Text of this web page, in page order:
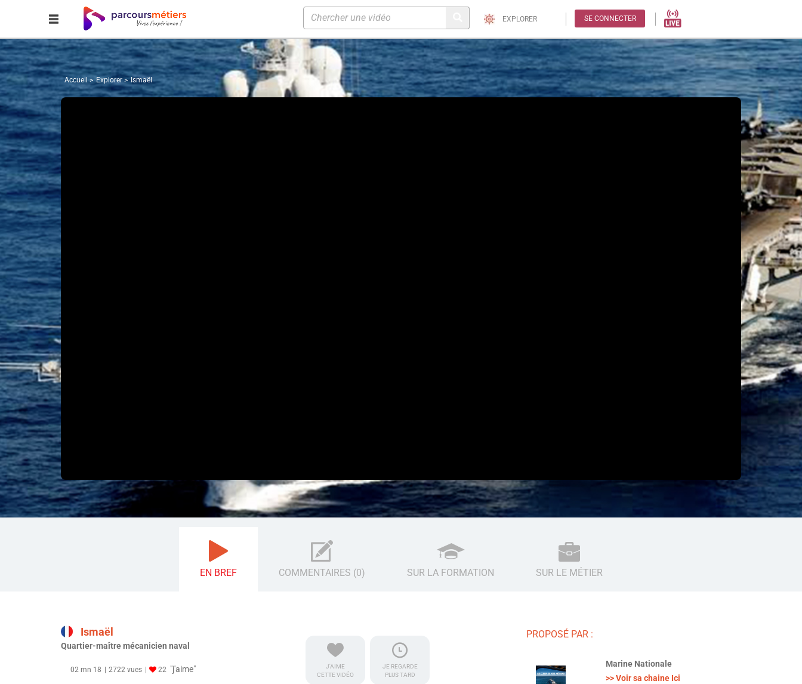
EXPLORER SE CONNECTER
Accueil Explorer Ismaël
EN BREF COMMENTAIRES (0) SUR LA FORMATION SUR LE MÉTIER
Ismaël
Quartier-maître mécanicien naval
02 mn 18 2722 vues 22 "j'aime"
J'AIME
CETTE VIDÉO
JE REGARDE
PLUS TARD
PROPOSÉ PAR :
Marine Nationale
>> Voir sa chaine Ici